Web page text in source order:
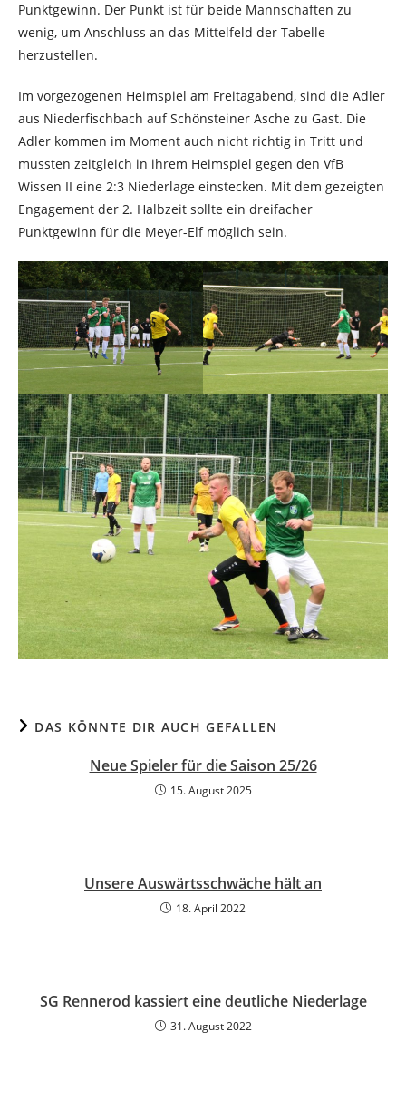
Punktgewinn. Der Punkt ist für beide Mannschaften zu
wenig, um Anschluss an das Mittelfeld der Tabelle
herzustellen.
Im vorgezogenen Heimspiel am Freitagabend, sind die Adler
aus Niederfischbach auf Schönsteiner Asche zu Gast. Die
Adler kommen im Moment auch nicht richtig in Tritt und
mussten zeitgleich in ihrem Heimspiel gegen den VfB
Wissen II eine 2:3 Niederlage einstecken. Mit dem gezeigten
Engagement der 2. Halbzeit sollte ein dreifacher
Punktgewinn für die Meyer-Elf möglich sein.
DAS KÖNNTE DIR AUCH GEFALLEN
Neue Spieler für die Saison 25/26
15. August 2025
Unsere Auswärtsschwäche hält an
18. April 2022
SG Rennerod kassiert eine deutliche Niederlage
31. August 2022